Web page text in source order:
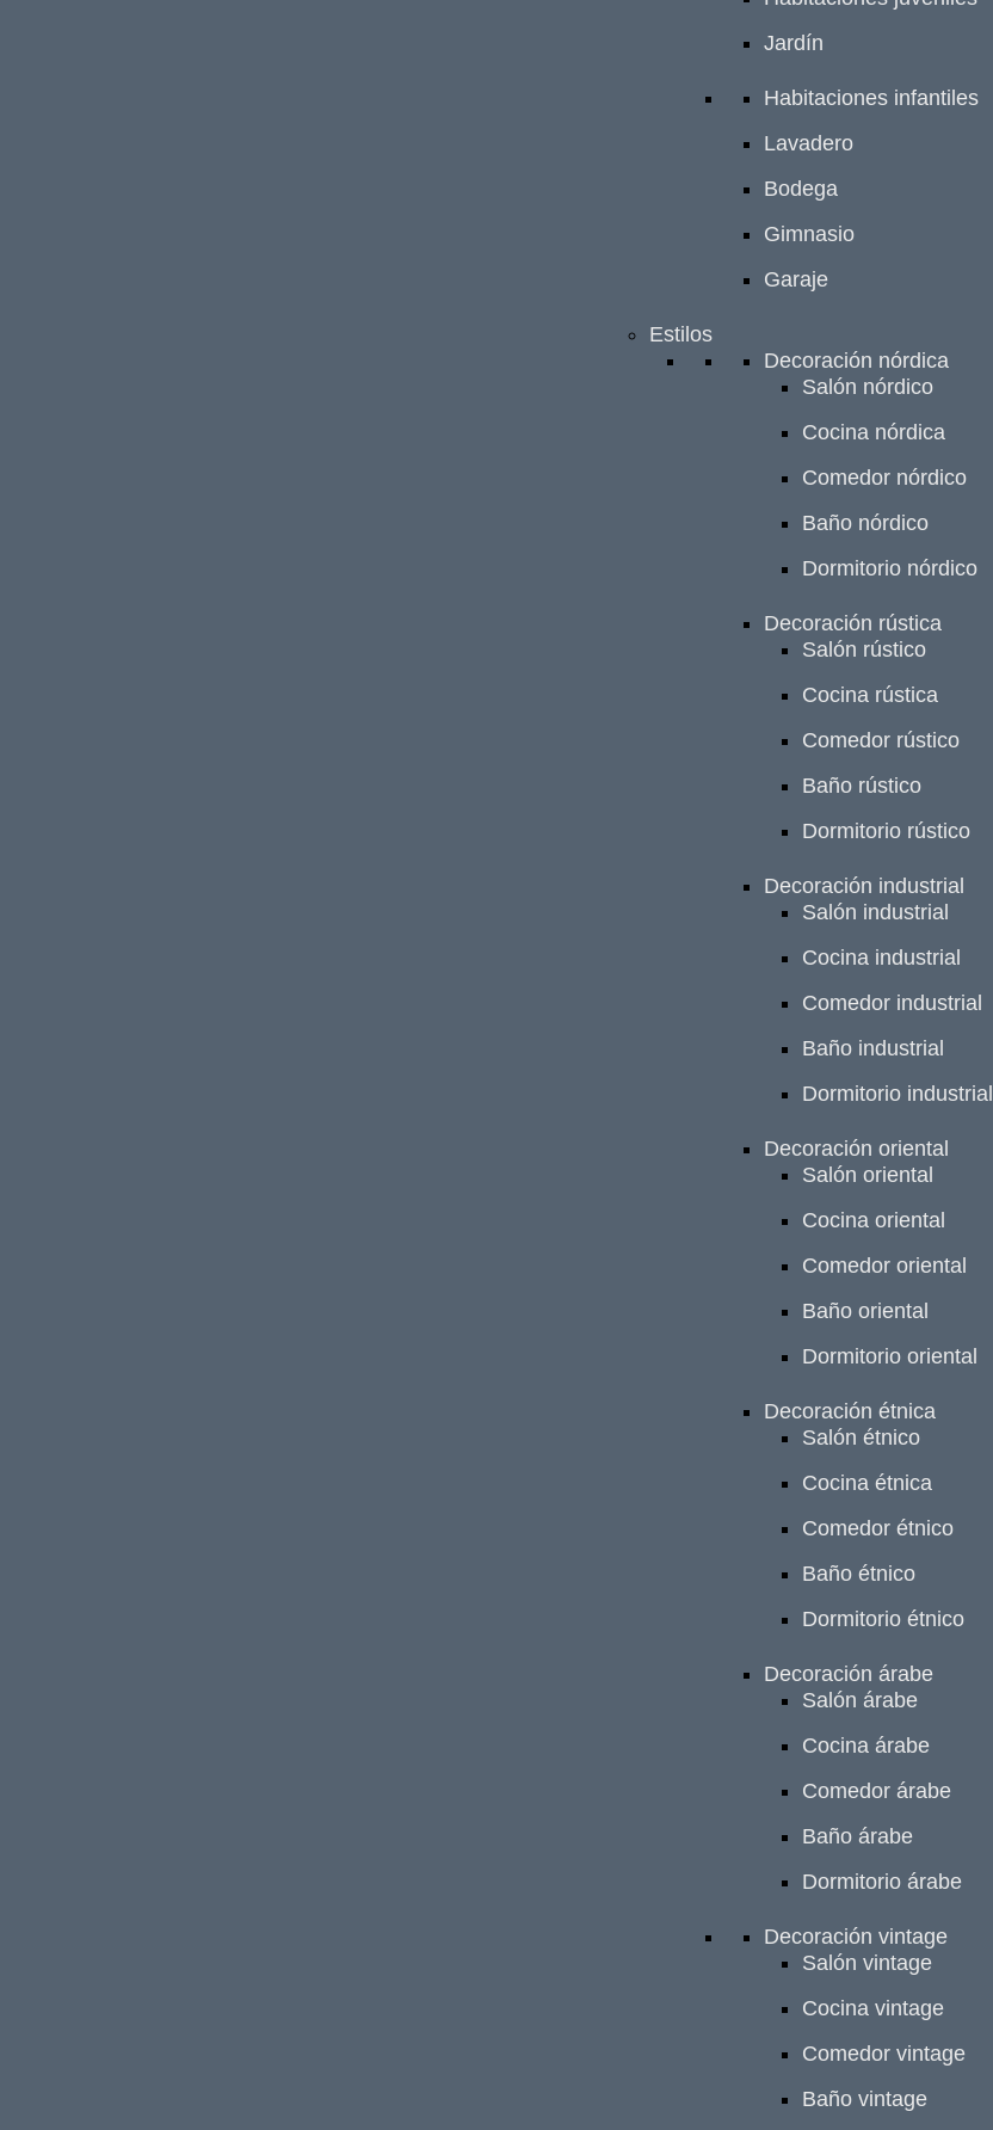
Jardín
Habitaciones infantiles
Lavadero
Bodega
Gimnasio
Garaje
Estilos
Decoración nórdica
Salón nórdico
Cocina nórdica
Comedor nórdico
Baño nórdico
Dormitorio nórdico
Decoración rústica
Salón rústico
Cocina rústica
Comedor rústico
Baño rústico
Dormitorio rústico
Decoración industrial
Salón industrial
Cocina industrial
Comedor industrial
Baño industrial
Dormitorio industrial
Decoración oriental
Salón oriental
Cocina oriental
Comedor oriental
Baño oriental
Dormitorio oriental
Decoración étnica
Salón étnico
Cocina étnica
Comedor étnico
Baño étnico
Dormitorio étnico
Decoración árabe
Salón árabe
Cocina árabe
Comedor árabe
Baño árabe
Dormitorio árabe
Decoración vintage
Salón vintage
Cocina vintage
Comedor vintage
Baño vintage